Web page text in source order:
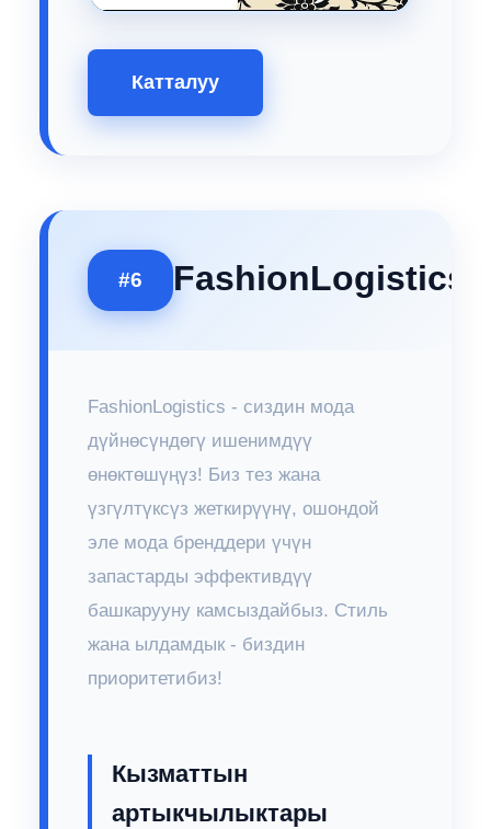
Катталуу
#6 FashionLogistics
FashionLogistics - сиздин мода
дүйнөсүндөгү ишенимдүү
өнөктөшүңүз! Биз тез жана
үзгүлтүксүз жеткирүүнү, ошондой
эле мода бренддери үчүн
запастарды эффективдүү
башкарууну камсыздайбыз. Стиль
жана ылдамдык - биздин
приоритетибиз!
Кызматтын
артыкчылыктары